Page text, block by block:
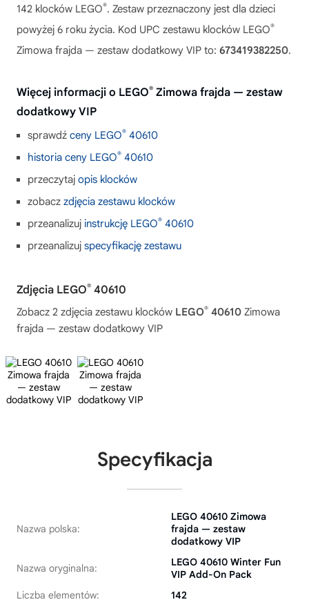
142 klocków LEGO®. Zestaw przeznaczony jest dla dzieci
powyżej 6 roku życia. Kod UPC zestawu klocków LEGO®
Zimowa frajda — zestaw dodatkowy VIP to: 673419382250.
Więcej informacji o LEGO® Zimowa frajda — zestaw
dodatkowy VIP
sprawdź ceny LEGO® 40610
historia ceny LEGO® 40610
przeczytaj opis klocków
zobacz zdjęcia zestawu klocków
przeanalizuj instrukcję LEGO® 40610
przeanalizuj specyfikację zestawu
Zdjęcia LEGO® 40610
Zobacz 2 zdjęcia zestawu klocków LEGO® 40610 Zimowa
frajda — zestaw dodatkowy VIP
Specyfikacja
Nazwa polska:
LEGO 40610 Zimowa
frajda — zestaw
dodatkowy VIP
Nazwa oryginalna:
LEGO 40610 Winter Fun
VIP Add-On Pack
Liczba elementów:
142